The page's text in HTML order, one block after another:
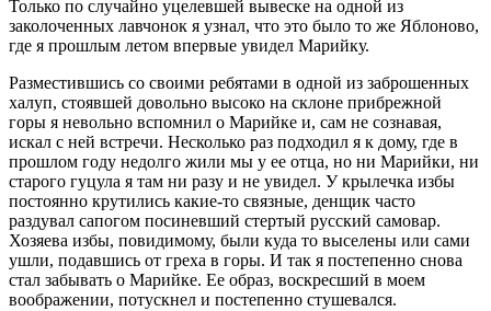
Только по случайно уцелевшей вывеске на одной из
заколоченных лавчонок я узнал, что это было то же Яблоново,
где я прошлым летом впервые увидел Марийку.
Разместившись со своими ребятами в одной из заброшенных
халуп, стоявшей довольно высоко на склоне прибрежной
горы я невольно вспомнил о Марийке и, сам не сознавая,
искал с ней встречи. Несколько раз подходил я к дому, где в
прошлом году недолго жили мы у ее отца, но ни Марийки, ни
старого гуцула я там ни разу и не увидел. У крылечка избы
постоянно крутились какие-то связные, денщик часто
раздувал сапогом посиневший стертый русский самовар.
Хозяева избы, повидимому, были куда то выселены или сами
ушли, подавшись от греха в горы. И так я постепенно снова
стал забывать о Марийке. Ее образ, воскресший в моем
воображении, потускнел и постепенно стушевался.